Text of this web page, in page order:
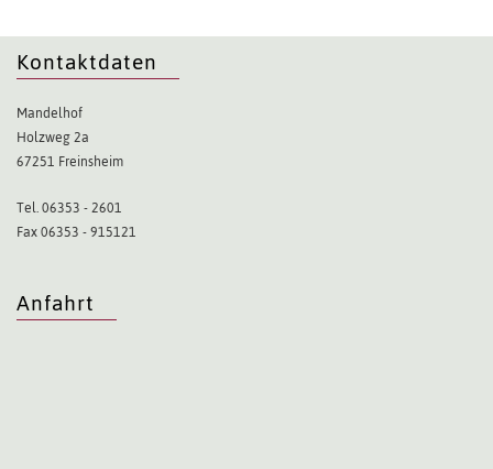
Kontaktdaten
Mandelhof
Holzweg 2a
67251 Freinsheim
Tel. 06353 - 2601
Fax 06353 - 915121
Anfahrt